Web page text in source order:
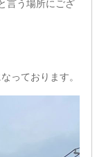
言う場所にござ
っております。